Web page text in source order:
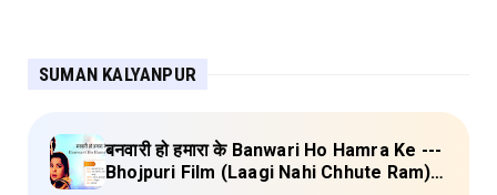
SUMAN KALYANPUR
बनवारी हो हमारा के Banwari Ho Hamra Ke ---
Bhojpuri Film (Laagi Nahi Chhute Ram)